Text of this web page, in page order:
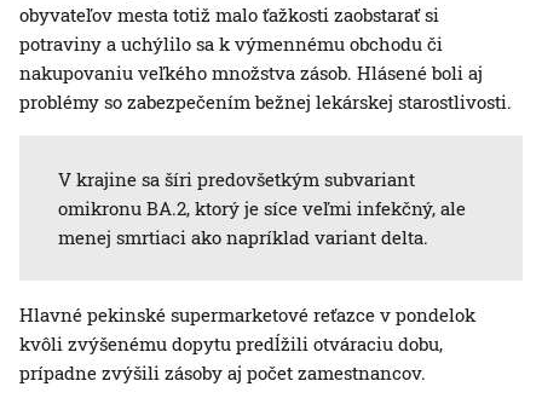
obyvateľov mesta totiž malo ťažkosti zaobstarať si
potraviny a uchýlilo sa k výmennému obchodu či
nakupovaniu veľkého množstva zásob. Hlásené boli aj
problémy so zabezpečením bežnej lekárskej starostlivosti.
V krajine sa šíri predovšetkým subvariant
omikronu BA.2, ktorý je síce veľmi infekčný, ale
menej smrtiaci ako napríklad variant delta.
Hlavné pekinské supermarketové reťazce v pondelok
kvôli zvýšenému dopytu predĺžili otváraciu dobu,
prípadne zvýšili zásoby aj počet zamestnancov.